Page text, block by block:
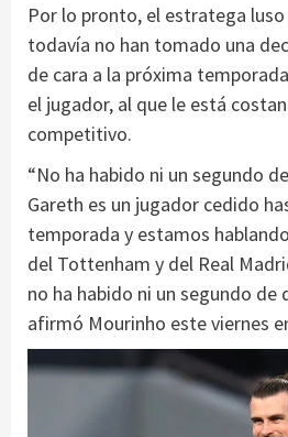
Por lo pronto, el estratega
todavía no han tomado una
de cara a la próxima
el jugador, al que le está
competitivo.
“No ha habido ni un segundo
Gareth es un jugador cedido
temporada y estamos
del Tottenham y del Real
no ha habido ni un segundo de
afirmó Mourinho este viernes